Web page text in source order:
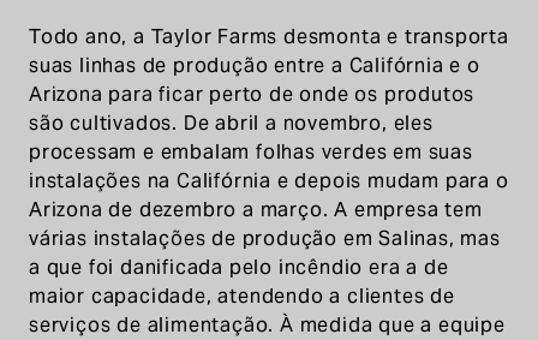
Todo ano, a Taylor Farms desmonta e transporta
suas linhas de produção entre a Califórnia e o
Arizona para ficar perto de onde os produtos
são cultivados. De abril a novembro, eles
processam e embalam folhas verdes em suas
instalações na Califórnia e depois mudam para o
Arizona de dezembro a março. A empresa tem
várias instalações de produção em Salinas, mas
a que foi danificada pelo incêndio era a de
maior capacidade, atendendo a clientes de
serviços de alimentação. À medida que a equipe